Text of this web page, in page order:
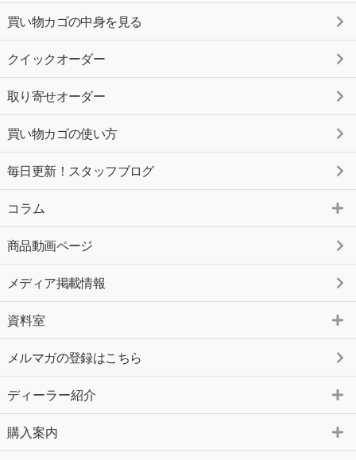
買い物カゴの中身を見る
クイックオーダー
取り寄せオーダー
買い物カゴの使い方
毎日更新！スタッフブログ
コラム
商品動画ページ
メディア掲載情報
資料室
メルマガの登録はこちら
ディーラー紹介
購入案内